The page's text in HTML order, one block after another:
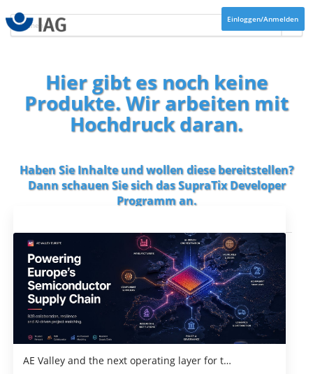
Einloggen/Anmelden
Hier gibt es noch keine
Produkte. Wir arbeiten mit
Hochdruck daran.
Haben Sie Inhalte und wollen diese bereitstellen?
Dann schauen Sie sich dasSupraTix Developer
Programman.
AE Valley and the next operating layer for t…